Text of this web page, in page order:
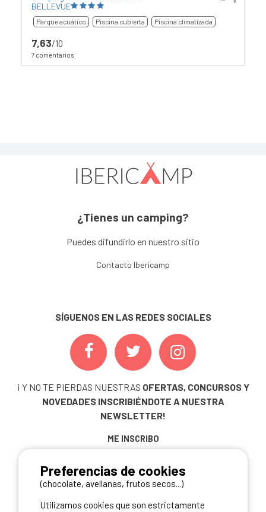
BELLEVUE
Parque acuático Piscina cubierta Piscina climatizada
7,63/10
7 comentarios
¿Tienes un camping?
Puedes difundirlo en nuestro sitio
Contacto Ibericamp
SÍGUENOS EN LAS REDES SOCIALES
¡ Y NO TE PIERDAS NUESTRAS OFERTAS, CONCURSOS Y
NOVEDADES INSCRIBIÉNDOTE A NUESTRA
NEWSLETTER!
ME INSCRIBO
NUESTROS PARTNERS
Preferencias de cookies
(chocolate, avellanas, frutos secos...)
Utilizamos cookies que son estrictamente